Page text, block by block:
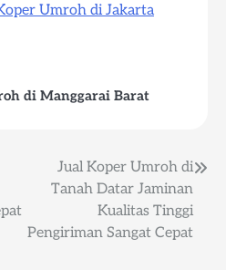
Umroh di Jakarta
di Manggarai Barat
Jual Koper Umroh di
Tanah Datar Jaminan
Kualitas Tinggi
Pengiriman Sangat Cepat